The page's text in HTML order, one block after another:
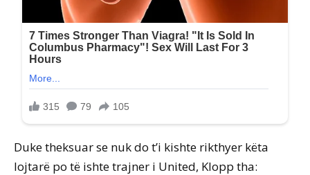
Duke theksuar se nuk do t’i kishte rikthyer këta
lojtarë po të ishte trajner i United, Klopp tha: